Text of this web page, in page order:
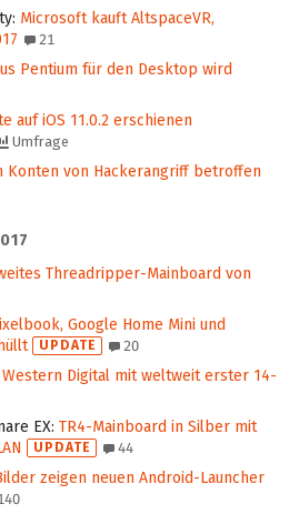
: Microsoft kauft AltspaceVR,
21
Pentium für den Desktop wird
auf iOS 11.0.2 erschienen
Umfrage
Konten von Hackerangriff betroffen
Threadripper-Mainboard von
Google Home Mini und
UPDATE 20
Western Digital mit weltweit erster 14-
EX: TR4-Mainboard in Silber mit
UPDATE 44
zeigen neuen Android-Launcher